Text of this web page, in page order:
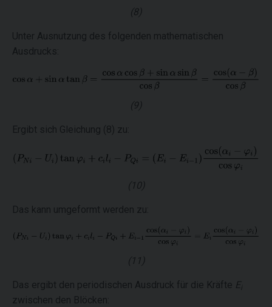
(8)
Unter Ausnutzung des folgenden mathematischen
Ausdrucks:
(9)
Ergibt sich Gleichung (8) zu:
(10)
Das kann umgeformt werden zu:
(11)
Das ergibt den periodischen Ausdruck für die Kräfte Ei
zwischen den Blöcken: